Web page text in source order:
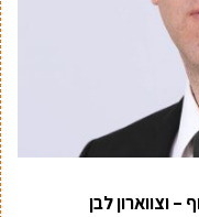
וצווארון לבן